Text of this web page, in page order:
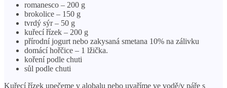
romanesco – 200 g
brokolice – 150 g
tvrdý sýr – 50 g
kuřecí řízek – 200 g
přírodní jogurt nebo zakysaná smetana 10% na zálivku
domácí hořčice – 1 lžička.
koření podle chuti
sůl podle chuti
Kuřecí řízek upečeme v alobalu nebo uvaříme ve vodě/v páře s